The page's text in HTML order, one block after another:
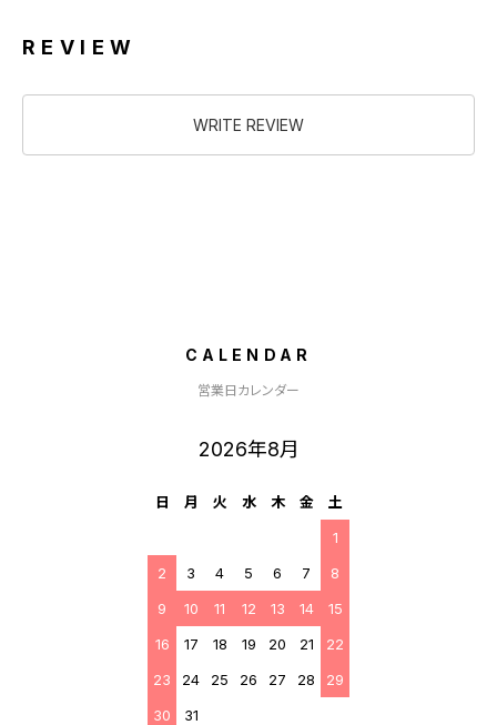
REVIEW
WRITE REVIEW
CALENDAR
営業日カレンダー
2026年8月
日 月 火 水 木 金
土
1
2
3 4 5 6 7
8
9
10 11 12 13 14
15
16
17 18 19 20 21
22
23
24 25 26 27 28
29
30
31